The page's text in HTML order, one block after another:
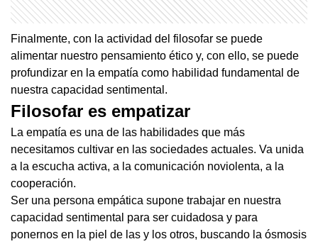
Finalmente, con la actividad del filosofar se puede
alimentar nuestro pensamiento ético y, con ello, se puede
profundizar en la empatía como habilidad fundamental de
nuestra capacidad sentimental.
Filosofar es empatizar
La empatía es una de las habilidades que más
necesitamos cultivar en las sociedades actuales. Va unida
a la escucha activa, a la comunicación noviolenta, a la
cooperación.
Ser una persona empática supone trabajar en nuestra
capacidad sentimental para ser cuidadosa y para
ponernos en la piel de las y los otros, buscando la ósmosis